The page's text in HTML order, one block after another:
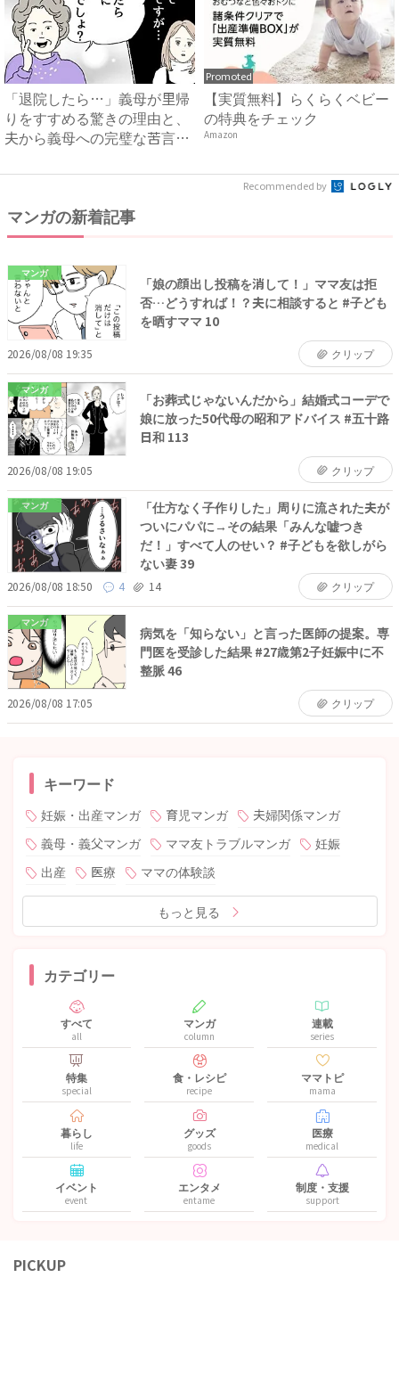
「退院したら…」義母が里帰
りをすすめる驚きの理由と、
夫から義母への完璧な苦言
Promoted
【実質無料】らくらくベビー
の特典をチェック
Amazon
Recommended by
マンガの新着記事
マンガ
「娘の顔出し投稿を消して！」ママ友は拒
否…どうすれば！？夫に相談すると #子ども
を晒すママ 10
2026/08/08 19:35 クリップ
マンガ
「お葬式じゃないんだから」結婚式コーデで
娘に放った50代母の昭和アドバイス #五十路
日和 113
2026/08/08 19:05 クリップ
マンガ
「仕方なく子作りした」周りに流された夫が
ついにパパに→その結果「みんな嘘つき
だ！」すべて人のせい？ #子どもを欲しがら
ない妻 39
2026/08/08 18:50 4 14 クリップ
マンガ
病気を「知らない」と言った医師の提案。専
門医を受診した結果 #27歳第2子妊娠中に不
整脈 46
2026/08/08 17:05 クリップ
キーワード
妊娠・出産マンガ 育児マンガ
夫婦関係マンガ
義母・義父マンガ
ママ友トラブルマンガ
妊娠
出産
医療 ママの体験談
もっと見る
カテゴリー
すべて
all
マンガ
column
連載
series
特集
special
食・レシピ
recipe
ママトピ
mama
暮らし
life
グッズ
goods
医療
medical
イベント
event
エンタメ
entame
制度・支援
support
PICKUP